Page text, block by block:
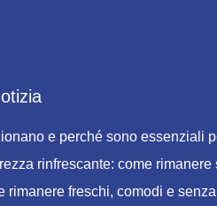
e perché sono essenziali
rinfrescante: come rimanere
freschi, comodi e